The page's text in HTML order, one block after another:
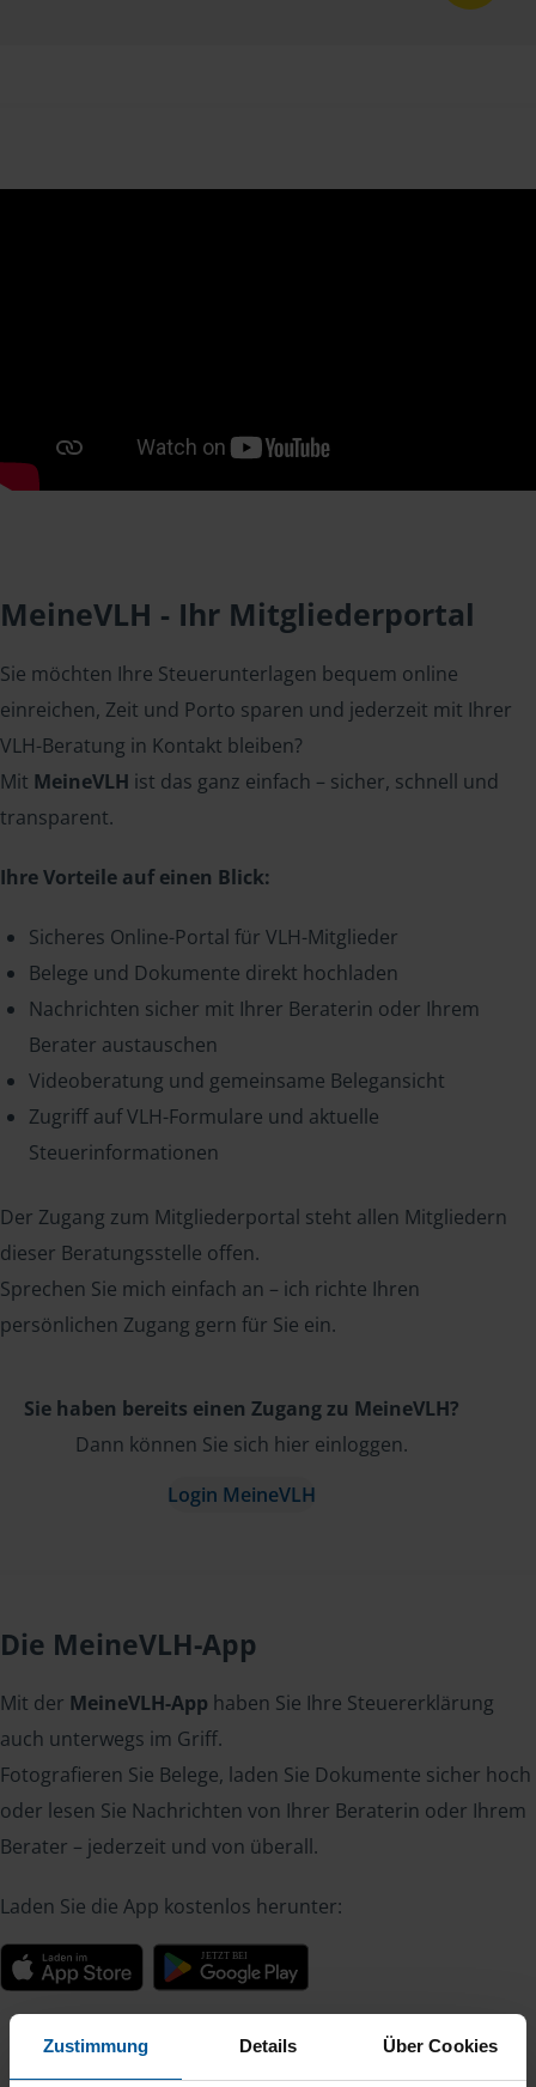
Zustimmung Details Über Cookies
MeineVLH - Ihr Mitgliederportal
Sie möchten Ihre Steuerunterlagen bequem online
einreichen, Zeit und Porto sparen und jederzeit mit Ihrer
VLH-Beratung in Kontakt bleiben?
Mit MeineVLH ist das ganz einfach – sicher, schnell und
transparent.
Ihre Vorteile auf einen Blick:
Sicheres Online-Portal für VLH-Mitglieder
Belege und Dokumente direkt hochladen
Nachrichten sicher mit Ihrer Beraterin oder Ihrem
Berater austauschen
Videoberatung und gemeinsame Belegansicht
Zugriff auf VLH-Formulare und aktuelle
Steuerinformationen
Der Zugang zum Mitgliederportal steht allen Mitgliedern
dieser Beratungsstelle offen.
Sprechen Sie mich einfach an – ich richte Ihren
persönlichen Zugang gern für Sie ein.
Sie haben bereits einen Zugang zu MeineVLH?
Dann können Sie sich hier einloggen.
Login MeineVLH
Die MeineVLH-App
Mit der MeineVLH-App haben Sie Ihre Steuererklärung
auch unterwegs im Griff.
Fotografieren Sie Belege, laden Sie Dokumente sicher hoch
oder lesen Sie Nachrichten von Ihrer Beraterin oder Ihrem
Berater – jederzeit und von überall.
Laden Sie die App kostenlos herunter: